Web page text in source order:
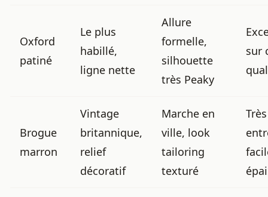
Oxford
patiné
Le plus
habillé,
ligne nette
Allure
formelle,
silhouette
très Peaky
sur
Brogue
marron
Vintage
britannique,
relief
décoratif
Marche en
ville, look
tailoring
texturé